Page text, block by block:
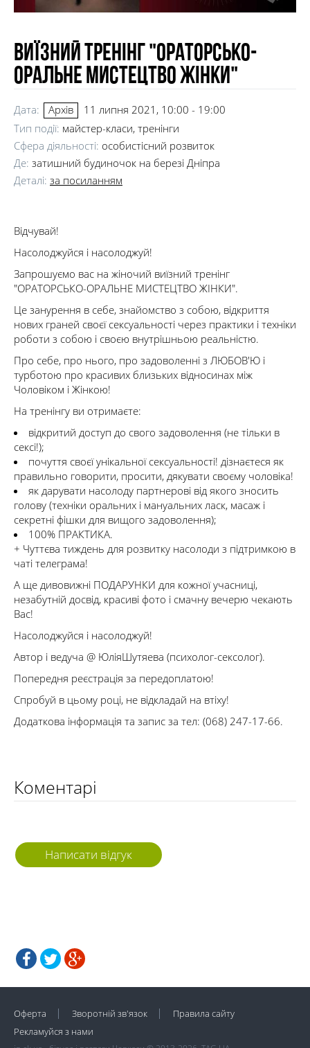
Виїзний тренінг "ОРАТОРСЬКО-
ОРАЛЬНЕ МИСТЕЦТВО ЖІНКИ"
Дата: Архів
11 липня 2021, 10:00 - 19:00
Тип події: майстер-класи, тренінги
Сфера діяльності: особистісний розвиток
Де: затишний будиночок на березі Дніпра
Деталі: за посиланням
Відчувай!
Насолоджуйся і насолоджуй!
Запрошуємо вас на жіночий виїзний тренінг
"ОРАТОРСЬКО-ОРАЛЬНЕ МИСТЕЦТВО ЖІНКИ".
Це занурення в себе, знайомство з собою, відкриття
нових граней своєї сексуальності через практики і техніки
роботи з собою і своєю внутрішньою реальністю.
Про себе, про нього, про задоволенні з ЛЮБОВ'Ю і
турботою про красивих близьких відносинах між
Чоловіком і Жінкою!
На тренінгу ви отримаєте:
відкритий доступ до свого задоволення (не тільки в
сексі!);
почуття своєї унікальної сексуальності! дізнаєтеся як
правильно говорити, просити, дякувати своєму чоловіка!
як дарувати насолоду партнерові від якого зносить
голову (техніки оральних і мануальних ласк, масаж і
секретні фішки для вищого задоволення);
100% ПРАКТИКА.
+ Чуттєва тиждень для розвитку насолоди з підтримкою в
чаті телеграма!
А ще дивовижні ПОДАРУНКИ для кожної учасниці,
незабутній досвід, красиві фото і смачну вечерю чекають
Вас!
Насолоджуйся і насолоджуй!
Автор і ведуча @ ЮліяШутяева (психолог-сексолог).
Попередня реєстрація за передоплатою!
Спробуй в цьому році, не відкладай на втіху!
Додаткова інформація та запис за тел: (068) 247-17-66.
Коментарі
Написати відгук
Оферта Зворотній зв'язок
Правила сайту
Рекламуйся з нами